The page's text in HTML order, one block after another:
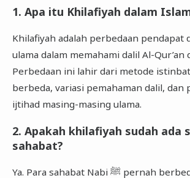
1. Apa itu Khilafiyah dalam
Khilafiyah adalah perbedaan pendapat
ulama dalam memahami dalil Al-Qur’an
Perbedaan ini lahir dari metode
berbeda, variasi pemahaman dalil, dan
ijtihad masing-masing ulama.
2. Apakah khilafiyah sudah ada
sahabat?
Ya. Para sahabat Nabi ﷺ pernah berbeda pendapat